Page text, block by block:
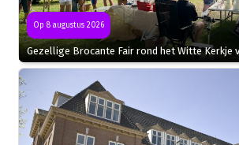
Op 8 augustus 2026
Gezellige Brocante Fair rond het Witte Kerkje